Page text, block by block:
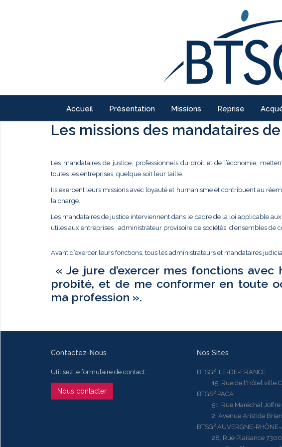
Accueil Présentation Missions Reprise
Les missions des mandataires
Les mandataires de justice, professionnels du droit et de l’économie,
toutes les entreprises, quelque soit leur taille.
Ils exercent leurs missions avec loyauté et humanisme et contribuent au
la charge.
Les mandataires de justice interviennent dans le cadre de la loi applicable
utiles aux entreprises : administrateur provisoire de sociétés, d’ensembles de
Avant d’exercer leurs fonctions, tous les administrateurs et mandataires
« Je jure d’exercer mes fonctions
probité, et de me conformer en toute
ma profession ».
Contactez-Nous
Utilisez le formulaire de contact
Nous contacter
Nos Sites
BTSG² ILE-DE-FRANCE
15, Rue de l'Hôtel ville
BTGS² PACA
51, Rue Maréchal Joffre
2, Avenue Aristide Briand
BTSG² AUVERGNE-
28, Rue Plaisance